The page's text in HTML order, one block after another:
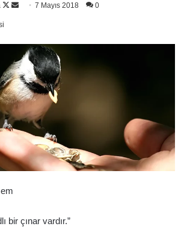
Follow
Bir
göndermek
7 Mayıs 2018 0
bir çınar vardır.”